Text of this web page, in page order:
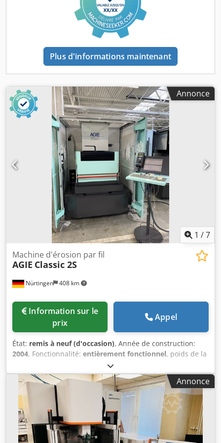
Plus d'informations maintenant
Annonce
1 /7
Nürtingen 408 km
Machine d'érosion par fil
AGIE Classic 2S
prix
Appel
État: remis à neuf (d'occasion), Année de construction:
2004, Fonctionnalité: entièrement fonctionnel, poids de la
, course de déplacement axe X:
mm, course de l’axe Y:250 mm, course de déplacement
axe Z:256 mm , AGIECUT Classic 2S Année de fabrication :
2004 Courses : X = 350 mm, Y = 250 mm, Z = 256 mm
Courses des axes U/V : +/- 70 mm Conicité maximale : 30°
pour une hauteur de 100 mm Dimensions maximales de la
pièce : 750 x 550 x 250 mm Poids maximal de la pièce :
200 (avec le bain) / 450 (sans le bain) kg Qualité de surface
Annonce